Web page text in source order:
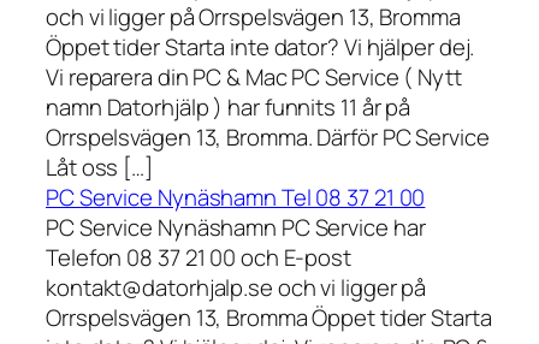
och vi ligger på Orrspelsvägen 13, Bromma
Öppet tider Starta inte dator? Vi hjälper dej.
Vi reparera din PC & Mac PC Service ( Nytt
namn Datorhjälp ) har funnits 11 år på
Orrspelsvägen 13, Bromma. Därför PC Service
Låt oss […]
PC Service Nynäshamn Tel 08 37 21 00
PC Service Nynäshamn PC Service har
Telefon 08 37 21 00 och E-post
kontakt@datorhjalp.se och vi ligger på
Orrspelsvägen 13, Bromma Öppet tider Starta